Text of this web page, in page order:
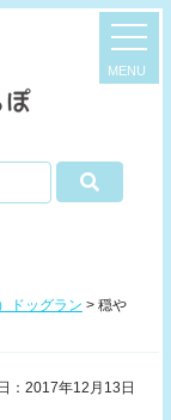
ドッグラン > 穏や
：2017年12月13日